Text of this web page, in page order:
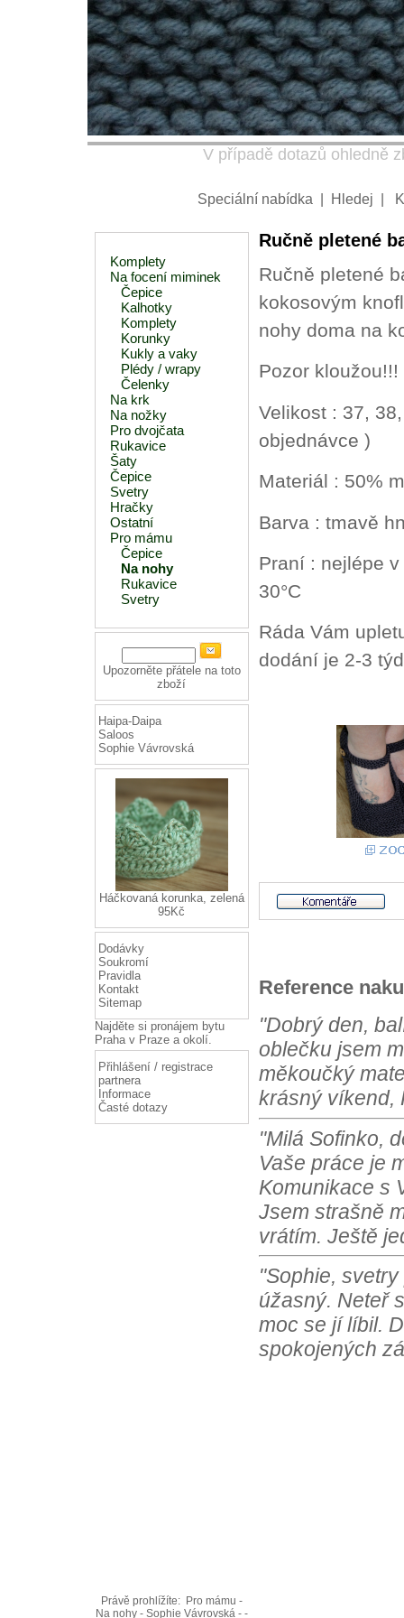
V případě dotazů ohledně
Speciální nabídka Hledej
Komplety
Na focení miminek
Čepice
Kalhotky
Komplety
Korunky
Kukly a vaky
Plédy / wrapy
Čelenky
Na krk
Na nožky
Pro dvojčata
Rukavice
Šaty
Čepice
Svetry
Hračky
Ostatní
Pro mámu
Čepice
Na nohy
Rukavice
Svetry
Upozorněte přátele na toto
zboží
Haipa-Daipa
Saloos
Sophie Vávrovská
Háčkovaná korunka, zelená
95Kč
Dodávky
Soukromí
Pravidla
Kontakt
Sitemap
Najděte si pronájem bytu
Prahav Praze a okolí.
Přihlášení / registrace
partnera
Informace
Časté dotazy
Ručně pletené
Ručně pletené
kokosovým
nohy doma na
Pozor kloužou!!!
Velikost : 37,
objednávce )
Materiál : 50%
Barva : tmavě
Praní : nejlépe
30°C
Ráda Vám
dodání je 2-3
Reference
"Dobrý den,
oblečku jsem
měkoučký
krásný víkend,
"Milá Sofinko,
Vaše práce je
Komunikace s
Jsem strašně
vrátím. Ještě
"Sophie,
úžasný. Neteř
moc se jí líbil.
spokojených
Právě prohlížíte: Pro mámu -
Na nohy - Sophie Vávrovská - -